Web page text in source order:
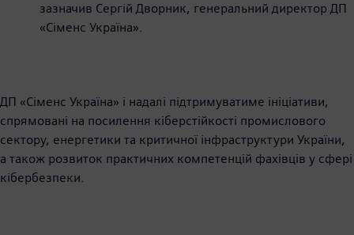
зазначив Сергій Дворник, генеральний директор ДП
«Сіменс Україна».
ДП «Сіменс Україна» і надалі підтримуватиме ініціативи,
спрямовані на посилення кіберстійкості промислового
сектору, енергетики та критичної інфраструктури України,
а також розвиток практичних компетенцій фахівців у сфері
кібербезпеки.